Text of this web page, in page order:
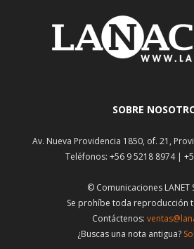
SOBRE
Av. Nueva Providencia 1850, of. 21,
Teléfonos: +56 9 5218 8974 |
© Comunicaciones LANET
Se prohíbe toda reproducción
Contáctenos:
¿Buscas una nota antigua?